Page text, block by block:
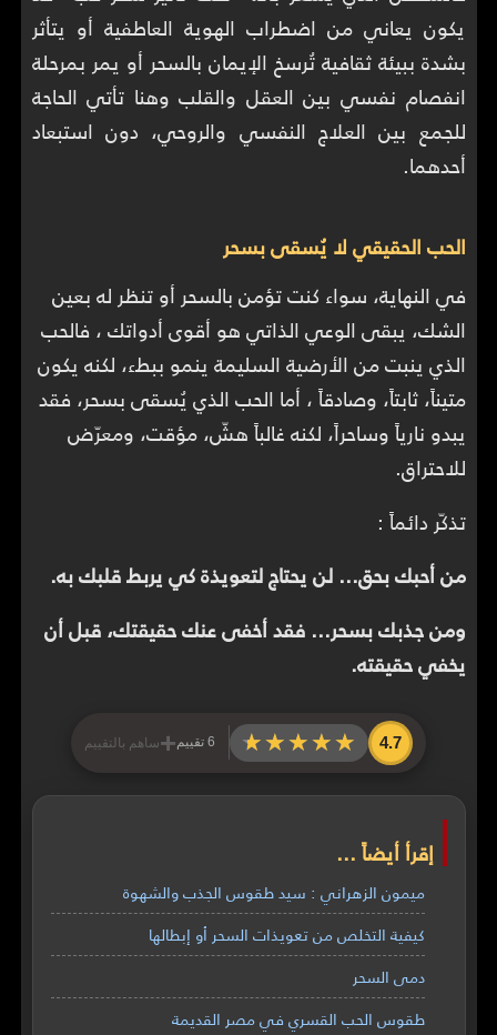
يكون يعاني من اضطراب الهوية العاطفية أو يتأثر
بشدة ببيئة ثقافية تُرسخ الإيمان بالسحر أو يمر بمرحلة
انفصام نفسي بين العقل والقلب وهنا تأتي الحاجة
للجمع بين العلاج النفسي والروحي، دون استبعاد
أحدهما.
الحب الحقيقي لا يُسقى بسحر
في النهاية، سواء كنت تؤمن بالسحر أو تنظر له بعين
الشك، يبقى الوعي الذاتي هو أقوى أدواتك ، فالحب
الذي ينبت من الأرضية السليمة ينمو ببطء، لكنه يكون
متيناً، ثابتاً، وصادقاً ، أما الحب الذي يُسقى بسحر، فقد
يبدو نارياً وساحراً، لكنه غالباً هشّ، مؤقت، ومعرّض
للاحتراق.
تذكّر دائماً :
من أحبك بحق… لن يحتاج لتعويذة كي يربط قلبك به.
ومن جذبك بسحر… فقد أخفى عنك حقيقتك، قبل أن
يخفي حقيقته.
4.7
★★★★★
★★★★★ 6 تقييم +ساهم بالتقييم
إقرأ أيضاً ...
ميمون الزهراني : سيد طقوس الجذب والشهوة
كيفية التخلص من تعويذات السحر أو إبطالها
دمى السحر
طقوس الحب القسري في مصر القديمة